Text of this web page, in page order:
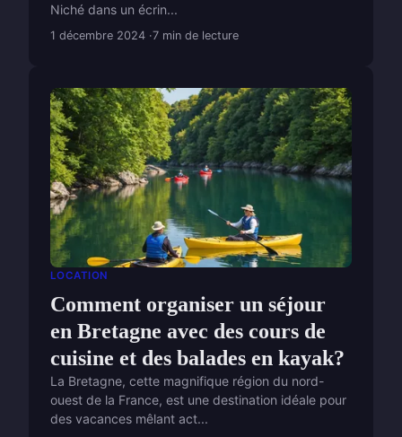
Niché dans un écrin...
1 décembre 2024 7 min de lecture
LOCATION
Comment organiser un séjour
en Bretagne avec des cours de
cuisine et des balades en kayak?
La Bretagne, cette magnifique région du nord-
ouest de la France, est une destination idéale pour
des vacances mêlant act...